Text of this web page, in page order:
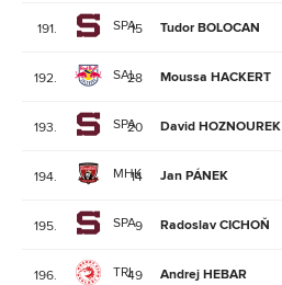
191. SPA15 Tudor BOLOCAN
192. SAL28 Moussa HACKERT
193. SPA20 David HOZNOUREK
194. MHK
14 Jan PÁNEK
195. SPA9 Radoslav CICHOŇ
196. TRI49 Andrej HEBAR